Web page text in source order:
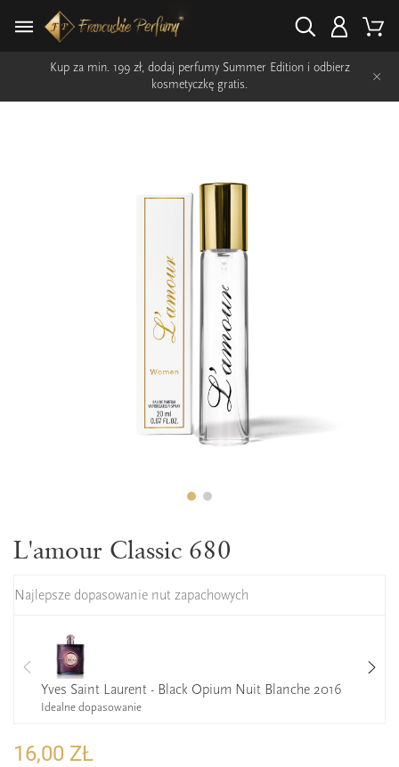
Kup za min. 199 zł, dodaj perfumy Summer Edition i odbierz
kosmetyczkę gratis.
×
L'amour Classic 680
Najlepsze dopasowanie nut zapachowych
Yves Saint Laurent - Black Opium Nuit Blanche 2016
Idealne dopasowanie
16,00 ZŁ